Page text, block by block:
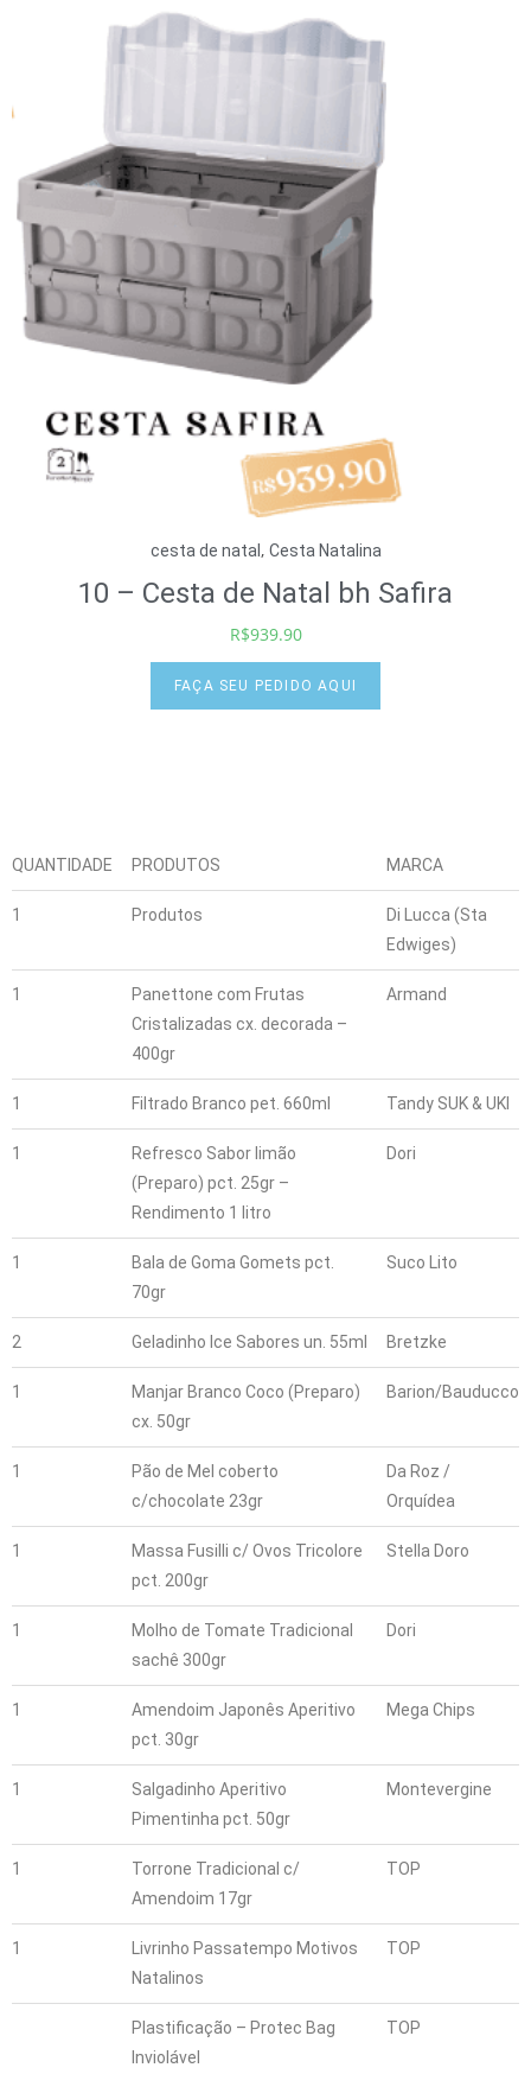
cesta de natal , Cesta Natalina
10 – Cesta de Natal bh Safira
R$939.90
FAÇA SEU PEDIDO AQUI
QUANTIDADE PRODUTOS MARCA
1 Produtos
Di Lucca (Sta
Edwiges)
1
Panettone com Frutas
Cristalizadas cx. decorada –
400gr
Armand
1 Filtrado Branco pet. 660ml Tandy SUK & UKI
1
Refresco Sabor limão
(Preparo) pct. 25gr –
Rendimento 1 litro
Dori
1
Bala de Goma Gomets pct.
70gr
Suco Lito
2 Geladinho Ice Sabores un. 55ml Bretzke
1
Manjar Branco Coco (Preparo)
cx. 50gr
Barion/Bauducco
1
Pão de Mel coberto
c/chocolate 23gr
Da Roz /
Orquídea
1
Massa Fusilli c/ Ovos Tricolore
pct. 200gr
Stella Doro
1
Molho de Tomate Tradicional
sachê 300gr
Dori
1
Amendoim Japonês Aperitivo
pct. 30gr
Mega Chips
1
Salgadinho Aperitivo
Pimentinha pct. 50gr
Montevergine
1
Torrone Tradicional c/
Amendoim 17gr
TOP
1
Livrinho Passatempo Motivos
Natalinos
TOP
Plastificação – Protec Bag
Inviolável
TOP